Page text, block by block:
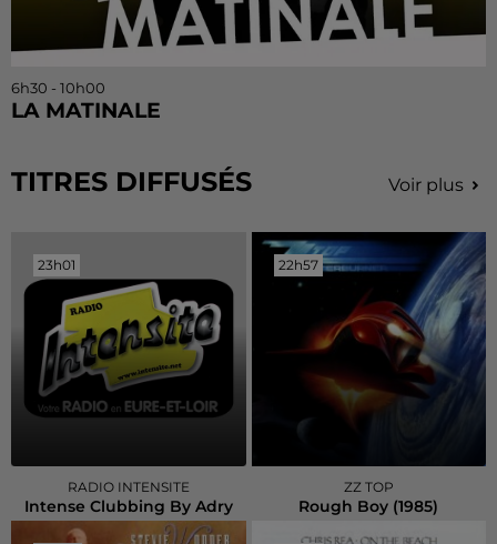
6h30 - 10h00
LA MATINALE
TITRES DIFFUSÉS Voir plus
23h01
23h01
RADIO INTENSITE
Intense Clubbing By Adry
22h57
22h57
ZZ TOP
Rough Boy (1985)